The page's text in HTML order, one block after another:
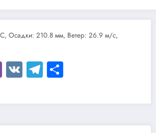
Осадки: 210.8 мм, Ветер: 26.9 м/с,
Viber
VKTelegram